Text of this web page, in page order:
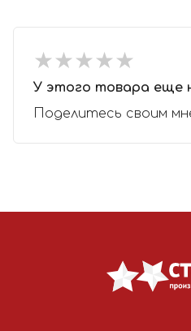
★★★★★
★★★★★
У этого товара еще
Поделитесь своим